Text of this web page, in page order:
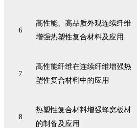
6
高性能、高品质外观连续纤维
增强热塑性复合材料及应用
7
高性能纤维在连续纤维增强热
塑性复合材料中的应用
8
热塑性复合材料增强蜂窝板材
的制备及应用